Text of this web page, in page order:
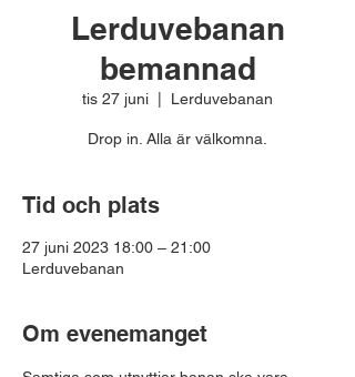
Lerduvebanan
bemannad
tis 27 juni Lerduvebanan
Drop in. Alla är välkomna.
Tid och plats
27 juni 2023 18:00 – 21:00
Lerduvebanan
Om evenemanget